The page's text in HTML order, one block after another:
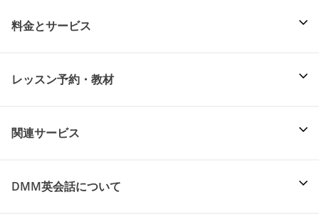
料金とサービス
レッスン予約・教材
関連サービス
DMM英会話について